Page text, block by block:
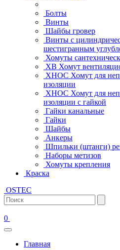
Болты
Винты
Шайбы гровер
Винты с
шестигранным
Хомуты
ХВ Хомут
ХНОС Хомут для
изоляции
ХНОС Хомут для
изоляции с гайкой
Гайки канальные
Гайки
Шайбы
Анкеры
Шпильки (штанги)
Наборы метизов
Хомуты крепления
Краска
OSTEC
0
Главная